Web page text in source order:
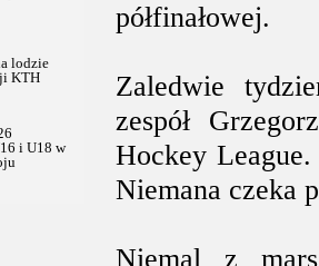
półfinałowej.
Zaledwie
zespół
Hockey
Niemana czeka
Niemal z